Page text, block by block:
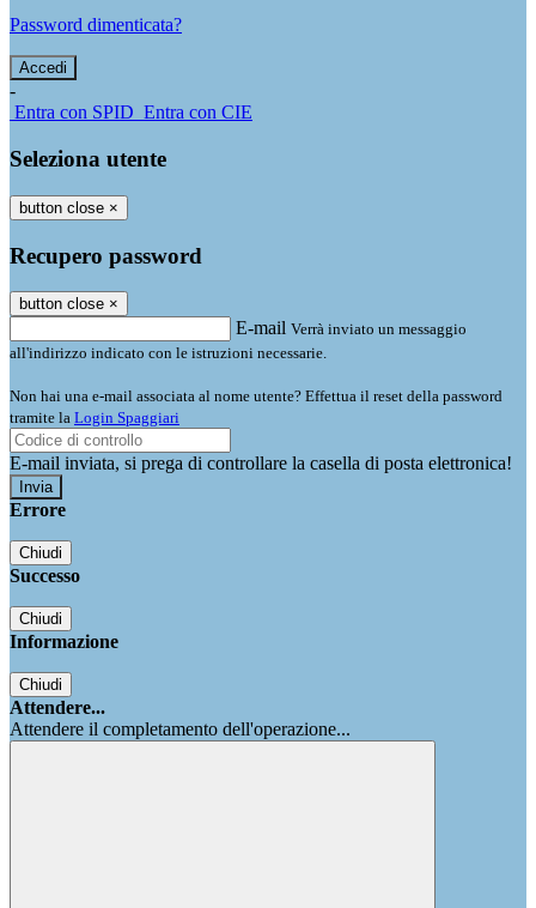
Password dimenticata?
-
Entra con SPID Entra con CIE
Seleziona utente
button close ×
Recupero password
button close ×
E-mail Verrà inviato un messaggio
all'indirizzo indicato con le istruzioni necessarie.
Non hai una e-mail associata al nome utente? Effettua il reset della password
tramite la Login Spaggiari
E-mail inviata, si prega di controllare la casella di posta elettronica!
Errore
Chiudi
Successo
Chiudi
Informazione
Chiudi
Attendere...
Attendere il completamento dell'operazione...